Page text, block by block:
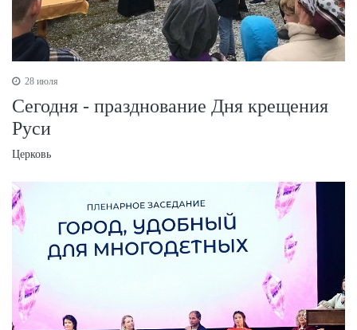
28 июля
Сегодня - празднование Дня крещения
Руси
Церковь